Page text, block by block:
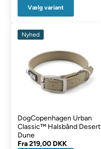
Vælg variant
Nyhed
DogCopenhagen Urban
Classic™ Halsbånd Desert
Dune
Fra219,00 DKK